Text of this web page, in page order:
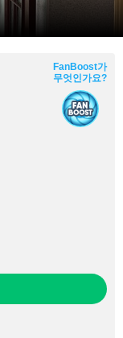
FanBoost가
무엇인가요?